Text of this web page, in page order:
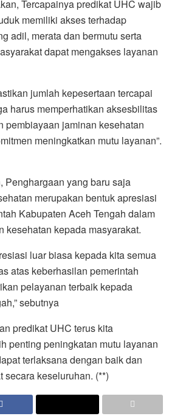
Tercapainya predikat UHC wajib
memiliki akses terhadap
adil, merata dan bermutu serta
dapat mengakses layanan
jumlah kepesertaan tercapai
harus memperhatikan aksesbilitas
pembiayaan jaminan kesehatan
meningkatkan mutu layanan”.
Penghargaan yang baru saja
merupakan bentuk apresiasi
Kabupaten Aceh Tengah dalam
kesehatan kepada masyarakat.
luar biasa kepada kita semua
atas keberhasilan pemerintah
pelayanan terbaik kepada
sebutnya
predikat UHC terus kita
penting peningkatan mutu layanan
terlaksana dengan baik dan
secara keseluruhan. (**)